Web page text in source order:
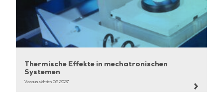
Thermische Effekte in mechatronischen
Systemen
Voraussichtlich Q2 2027